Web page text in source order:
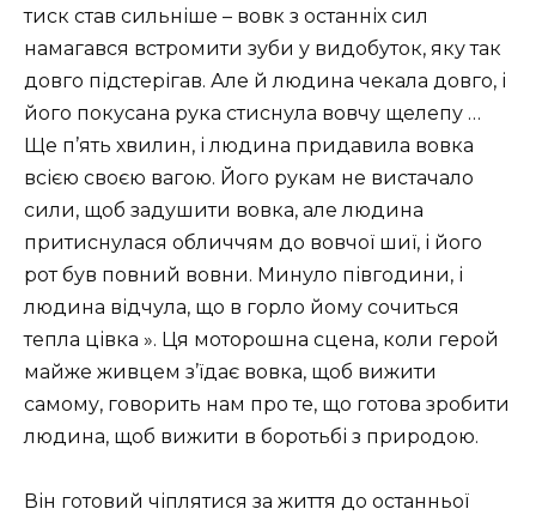
тиск став сильніше – вовк з останніх сил
намагався встромити зуби у видобуток, яку так
довго підстерігав. Але й людина чекала довго, і
його покусана рука стиснула вовчу щелепу …
Ще п’ять хвилин, і людина придавила вовка
всією своєю вагою. Його рукам не вистачало
сили, щоб задушити вовка, але людина
притиснулася обличчям до вовчої шиї, і його
рот був повний вовни. Минуло півгодини, і
людина відчула, що в горло йому сочиться
тепла цівка ». Ця моторошна сцена, коли герой
майже живцем з’їдає вовка, щоб вижити
самому, говорить нам про те, що готова зробити
людина, щоб вижити в боротьбі з природою.
Він готовий чіплятися за життя до останньої